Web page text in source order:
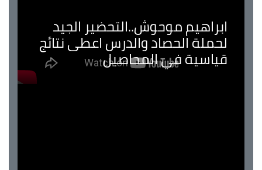
ابراهيم موحوش..التحضير الجيد
لحملة الحصاد والدرس اعطى نتائج
قياسية في المحاصيل